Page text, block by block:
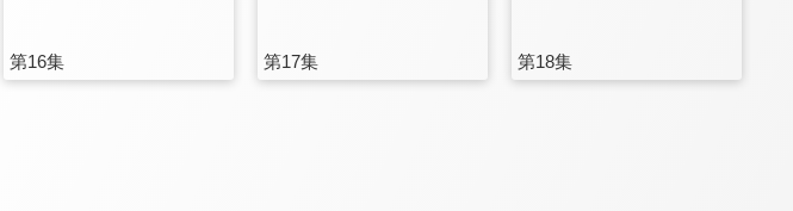
第16集 第17集 第18集